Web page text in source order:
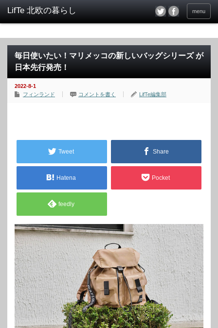
menu
毎日使いたい！マリメッコの新しいバッグシリーズ が
日本先行発売！
2022-8-1
フィンランド
コメントを書く LifTe編集部
Tweet Share
Hatena Pocket
feedly